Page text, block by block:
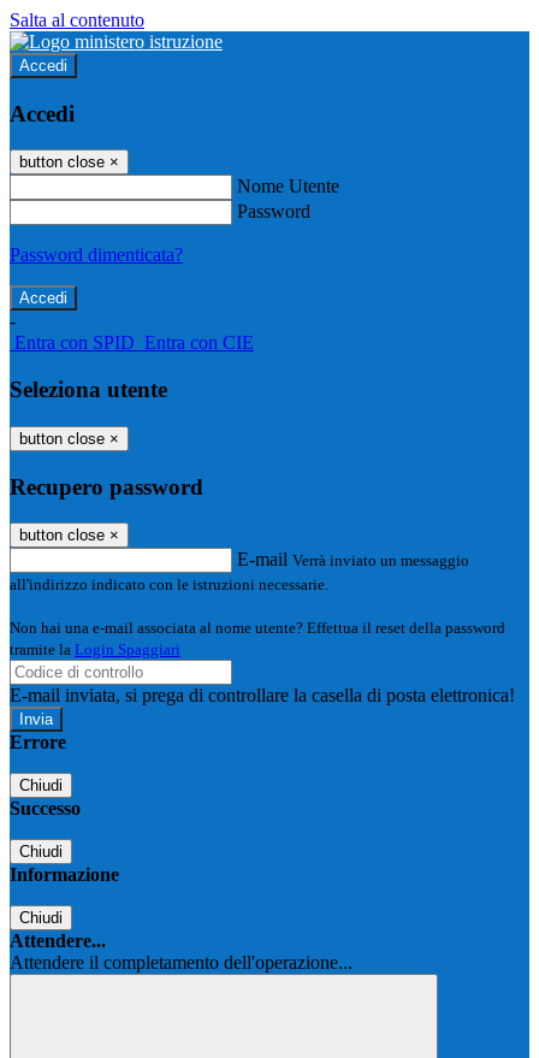
Salta al contenuto
Accedi
Accedi
button close ×
Nome Utente
Password
Password dimenticata?
-
Entra con SPID Entra con CIE
Seleziona utente
button close ×
Recupero password
button close ×
E-mail Verrà inviato un messaggio
all'indirizzo indicato con le istruzioni necessarie.
Non hai una e-mail associata al nome utente? Effettua il reset della password
tramite la Login Spaggiari
E-mail inviata, si prega di controllare la casella di posta elettronica!
Errore
Chiudi
Successo
Chiudi
Informazione
Chiudi
Attendere...
Attendere il completamento dell'operazione...